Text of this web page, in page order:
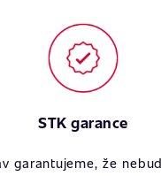
STK garance
garantujeme, že